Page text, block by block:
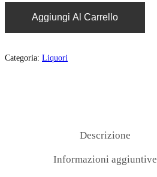
Aggiungi Al Carrello
Categoria: Liquori
Descrizione
Informazioni aggiuntive